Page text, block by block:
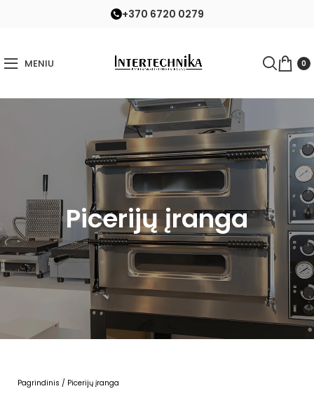
+370 6720 0279
MENIU 0
Picerijų įranga
Pagrindinis / Picerijų įranga